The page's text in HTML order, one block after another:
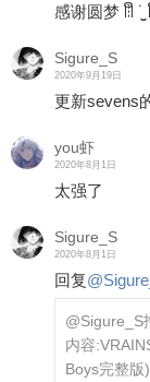
感谢圆梦 ꈨຶ ˙̫̮
Sigure_S
2020年9月19日
更新sevens
you虾
2020年8月1日
太强了
Sigure_S
2020年8月1日
回复@
@Sigure_S
内容
Boys完整版